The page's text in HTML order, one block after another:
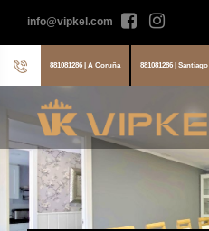
info@vipkel.com
881081286 | A Coruña 881081286 | Santiago